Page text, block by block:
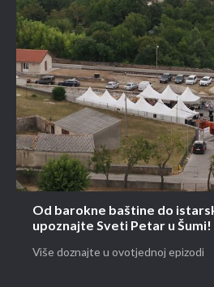
Od barokne baštine do
upoznajte Sveti Petar u Šumi!
Više doznajte u ovotjednoj epizodi